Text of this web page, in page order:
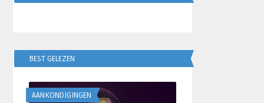
BEST GELEZEN
AANKONDIGINGEN